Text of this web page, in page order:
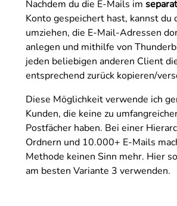
Nachdem du die E-Mails im
Konto gespeichert hast, kannst du
umziehen, die E-Mail-Adressen
anlegen und mithilfe von
jeden beliebigen anderen Client
entsprechend zurück kopieren/
Diese Möglichkeit verwende ich
Kunden, die keine zu
Postfächer haben. Bei einer
Ordnern und 10.000+ E-Mails
Methode keinen Sinn mehr. Hier
am besten Variante 3 verwenden.